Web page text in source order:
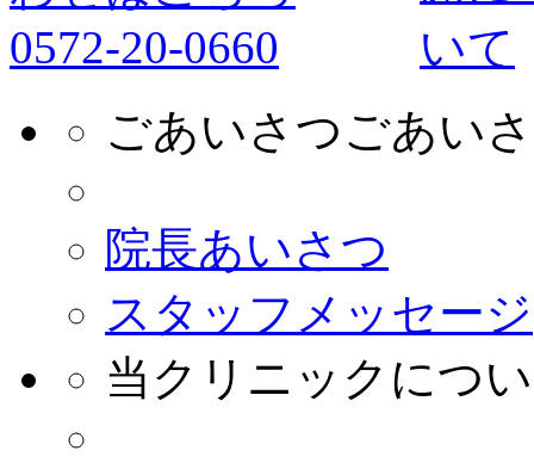
ごあいさつごあい
院長あいさつ
スタッフメッセージ
当クリニックにつ